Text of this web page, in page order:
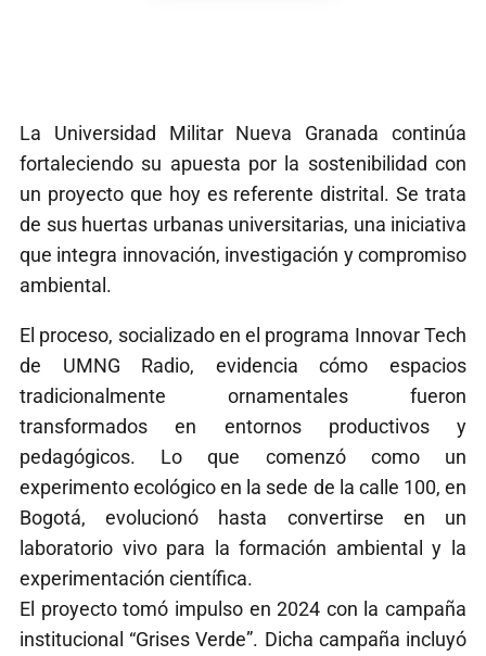
La Universidad Militar Nueva Granada continúa
fortaleciendo su apuesta por la sostenibilidad con
un proyecto que hoy es referente distrital. Se trata
de sus huertas urbanas universitarias, una iniciativa
que integra innovación, investigación y compromiso
ambiental.
El proceso, socializado en el programa Innovar Tech
de UMNG Radio, evidencia cómo espacios
tradicionalmente ornamentales fueron
transformados en entornos productivos y
pedagógicos. Lo que comenzó como un
experimento ecológico en la sede de la calle 100, en
Bogotá, evolucionó hasta convertirse en un
laboratorio vivo para la formación ambiental y la
experimentación científica.
El proyecto tomó impulso en 2024 con la campaña
institucional “Grises Verde”. Dicha campaña incluyó